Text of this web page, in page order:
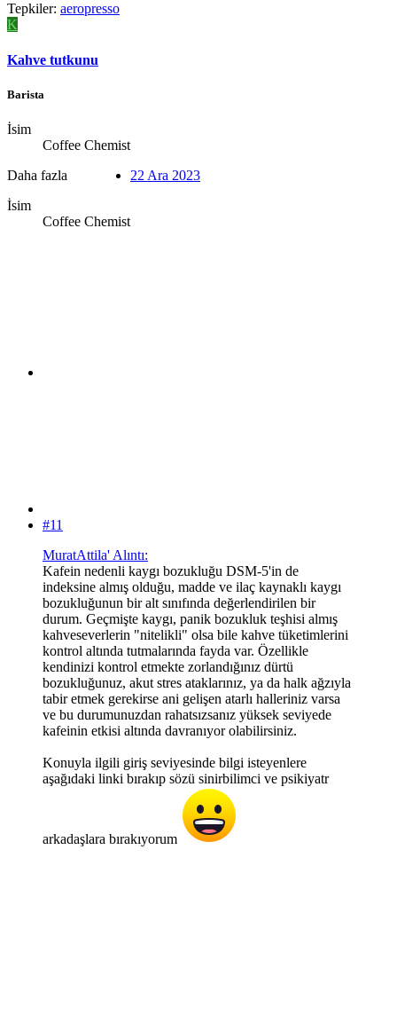
Tepkiler: aeropresso
K
Kahve tutkunu
Barista
İsim
Coffee Chemist
Daha fazla
İsim
Coffee Chemist
22 Ara 2023
#11
MuratAttila' Alıntı:
Kafein nedenli kaygı bozukluğu DSM-5'in de
indeksine almış olduğu, madde ve ilaç kaynaklı kaygı
bozukluğunun bir alt sınıfında değerlendirilen bir
durum. Geçmişte kaygı, panik bozukluk teşhisi almış
kahveseverlerin "nitelikli" olsa bile kahve tüketimlerini
kontrol altında tutmalarında fayda var. Özellikle
kendinizi kontrol etmekte zorlandığınız dürtü
bozukluğunuz, akut stres ataklarınız, ya da halk ağzıyla
tabir etmek gerekirse ani gelişen atarlı halleriniz varsa
ve bu durumunuzdan rahatsızsanız yüksek seviyede
kafeinin etkisi altında davranıyor olabilirsiniz.
Konuyla ilgili giriş seviyesinde bilgi isteyenlere
aşağıdaki linki bırakıp sözü sinirbilimci ve psikiyatr
arkadaşlara bırakıyorum